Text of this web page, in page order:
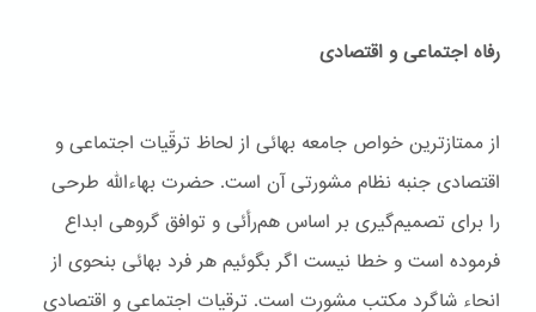
رفاه اجتماعی و اقتصادی
از ممتازترین خواص جامعه بهائی از لحاظ ترقّیات اجتماعی و
اقتصادی جنبه نظام مشورتی آن است. حضرت بهاءاللّه طرحی
را برای تصمیم‌گیری بر اساس هم‌رأئی و توافق گروهی ابداع
فرموده است و خطا نیست اگر بگوئیم هر فرد بهائی بنحوی از
انحاء شاگرد مکتب مشورت است. ترقیات اجتماعی و اقتصادی